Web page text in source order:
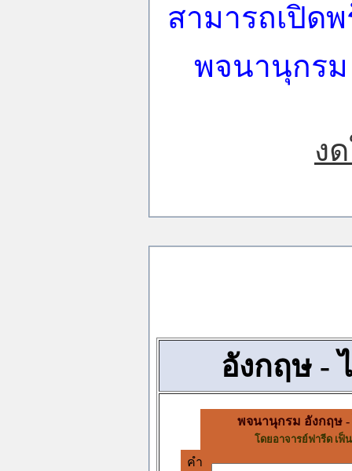
สามารถเปิด
พจนานุกรม
ง
อังกฤษ -
พจนานุกรม อังกฤษ -
โดยอาจารย์ฟารีด เฟ็
คำ